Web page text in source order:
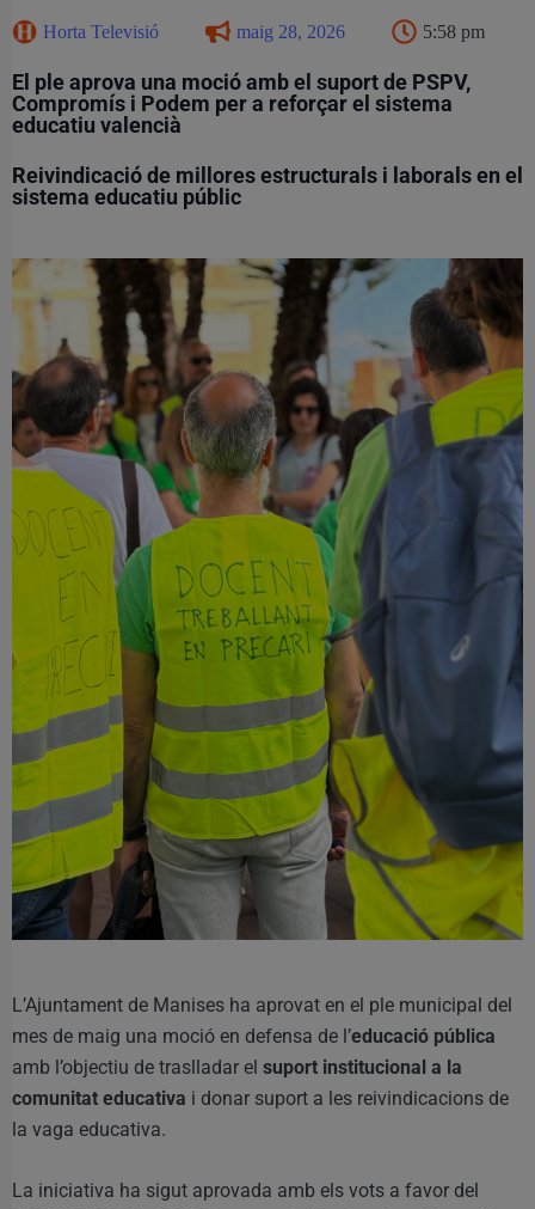
Horta Televisió maig 28, 2026 5:58 pm
El ple aprova una moció amb el suport de PSPV,
Compromís i Podem per a reforçar el sistema
educatiu valencià
Reivindicació de millores estructurals i laborals en el
sistema educatiu públic
L’Ajuntament de Manises ha aprovat en el ple municipal del
mes de maig una moció en defensa de l’educació pública
amb l’objectiu de traslladar el suport institucional a la
comunitat educativa i donar suport a les reivindicacions de
la vaga educativa.
La iniciativa ha sigut aprovada amb els vots a favor del